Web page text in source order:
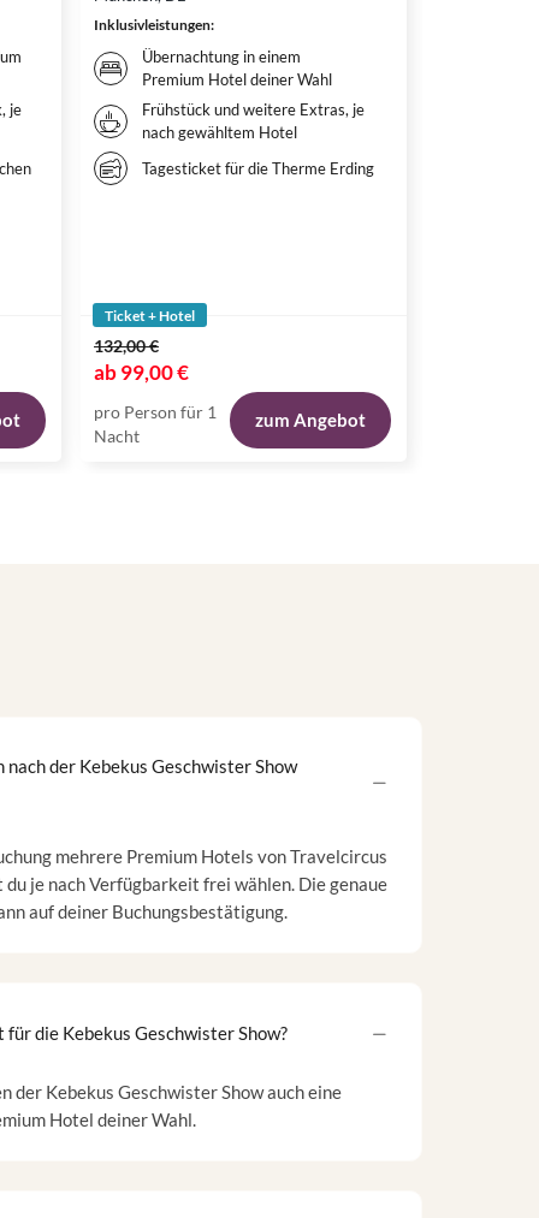
je
Inklusivleistungen:
Übernachtung in einem
Premium Hotel deiner Wahl
Frühstück und weitere Extras, je
nach gewähltem Hotel
Tagesticket für die Therme Erding
Ticket + Hotel
132,00 €
ab99,00 €
pro Person für 1
Nacht
zum Angebot
der Kebekus Geschwister Show
mehrere Premium Hotels von Travelcircus
je nach Verfügbarkeit frei wählen. Die genaue
auf deiner Buchungsbestätigung.
die Kebekus Geschwister Show?
der Kebekus Geschwister Show auch eine
Hotel deiner Wahl.